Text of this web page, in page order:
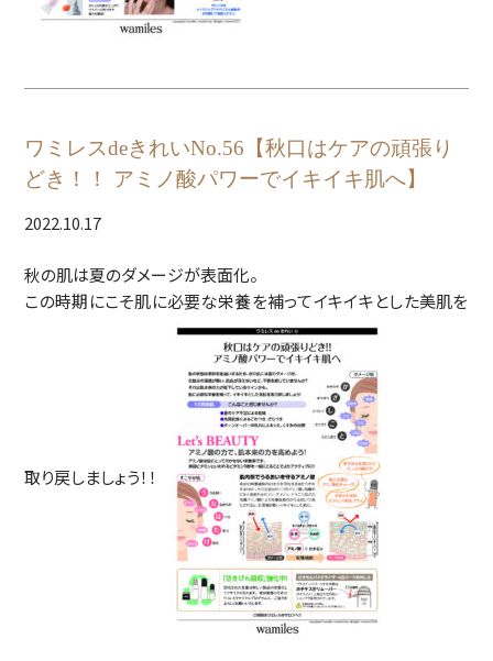
ワミレスdeきれいNo.56【秋口はケアの頑張り
どき！！ アミノ酸パワーでイキイキ肌へ】
2022.10.17
秋の肌は夏のダメージが表面化。
この時期にこそ肌に必要な栄養を補ってイキイキとした美肌を
取り戻しましょう！！